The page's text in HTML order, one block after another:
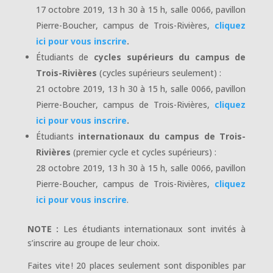
17 octobre 2019, 13 h 30 à 15 h, salle 0066, pavillon
Pierre-Boucher, campus de Trois-Rivières, cliquez
ici pour vous inscrire.
Étudiants de cycles supérieurs du campus de
Trois-Rivières (cycles supérieurs seulement) :
21 octobre 2019, 13 h 30 à 15 h, salle 0066, pavillon
Pierre-Boucher, campus de Trois-Rivières, cliquez
ici pour vous inscrire.
Étudiants internationaux du campus de Trois-
Rivières (premier cycle et cycles supérieurs) :
28 octobre 2019, 13 h 30 à 15 h, salle 0066, pavillon
Pierre-Boucher, campus de Trois-Rivières, cliquez
ici pour vous inscrire.
NOTE : Les étudiants internationaux sont invités à
s’inscrire au groupe de leur choix.
Faites vite ! 20 places seulement sont disponibles par